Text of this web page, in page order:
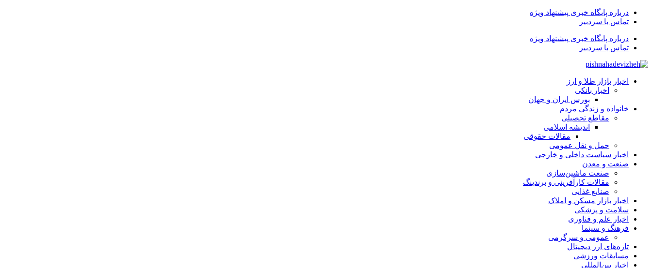
درباره پایگاه خبری پیشنهاد ویژه
تماس با سردبیر
درباره پایگاه خبری پیشنهاد ویژه
تماس با سردبیر
اخبار بازار طلا و ارز
اخبار بانکی
بورس ایران و جهان
خانواده و زندگی مردم
مقاطع تحصیلی
اندیشه اسلامی
مقالات حقوقی
حمل و نقل عمومی
اخبار سیاست داخلی و خارجی
صنعت و معدن
صنعت ماشین‌سازی
مقالات کارآفرینی و برندینگ
صنایع غذایی
اخبار بازار مسکن و املاک
سلامت و پزشکی
اخبار علم و فناوری
فرهنگ و سینما
عمومی و سرگرمی
تازه‌های ارز دیجیتال
مسابقات ورزشی
اخبار بین‌المللی